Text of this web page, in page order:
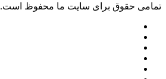
تمامی حقوق برای سایت ما محفوظ است.